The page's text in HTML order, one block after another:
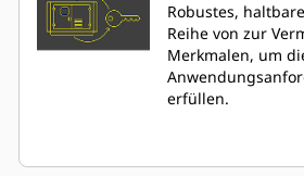
Robustes,
Reihe von zur
Merkmalen, um
erfüllen.